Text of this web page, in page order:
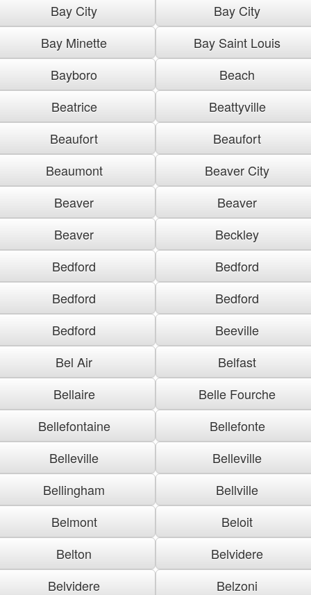
Bay City
Bay City
Bay Minette
Bay Saint Louis
Bayboro
Beach
Beatrice
Beattyville
Beaufort
Beaufort
Beaumont
Beaver City
Beaver
Beaver
Beaver
Beckley
Bedford
Bedford
Bedford
Bedford
Bedford
Beeville
Bel Air
Belfast
Bellaire
Belle Fourche
Bellefontaine
Bellefonte
Belleville
Belleville
Bellingham
Bellville
Belmont
Beloit
Belton
Belvidere
Belvidere
Belzoni